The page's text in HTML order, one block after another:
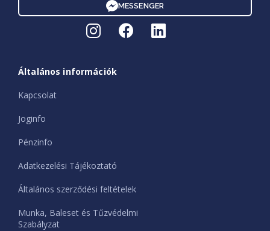
MESSENGER
Általános információk
Kapcsolat
Joginfo
Pénzinfo
Adatkezelési Tájékoztató
Általános szerződési feltételek
Munka, Baleset és Tűzvédelmi
Szabályzat